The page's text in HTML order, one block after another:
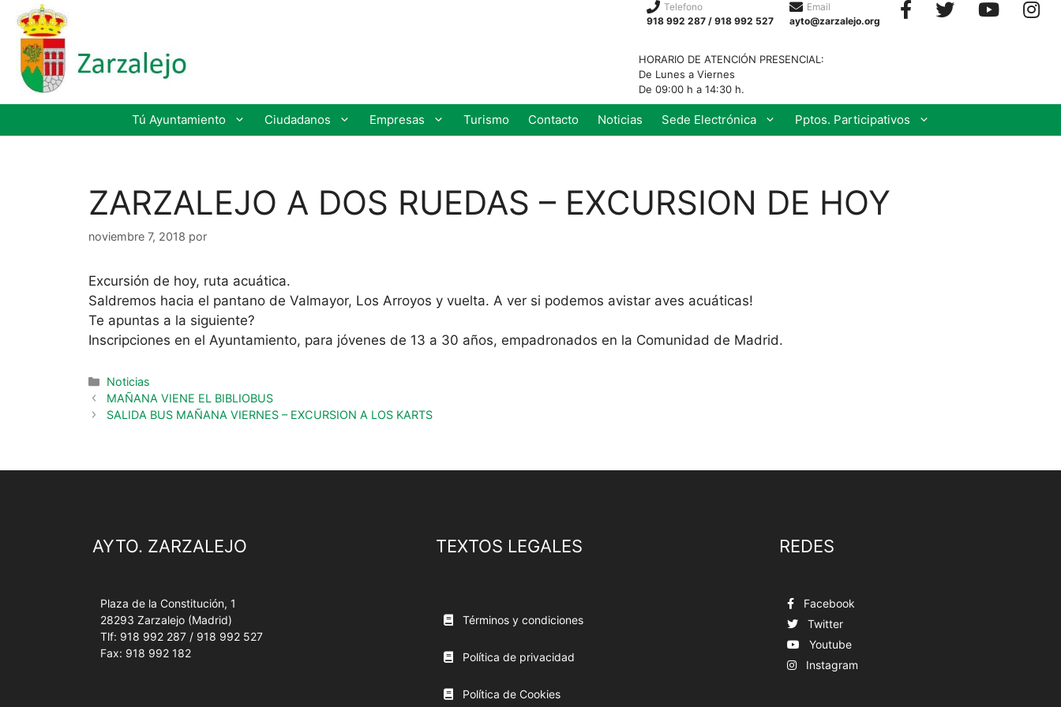
Telefono
918 992 287 / 918 992 527
Email
ayto@zarzalejo.org
HORARIO DE ATENCIÓN PRESENCIAL:
De Lunes a Viernes
De 09:00 h a 14:30 h.
Tú Ayuntamiento Ciudadanos Empresas Turismo Contacto Noticias Sede Electrónica Pptos. Participativos
ZARZALEJO A DOS RUEDAS – EXCURSION DE HOY
noviembre 7, 2018 por
Excursión de hoy, ruta acuática.
Saldremos hacia el pantano de Valmayor, Los Arroyos y vuelta. A ver si podemos avistar aves acuáticas!
Te apuntas a la siguiente?
Inscripciones en el Ayuntamiento, para jóvenes de 13 a 30 años, empadronados en la Comunidad de Madrid.
Noticias
MAÑANA VIENE EL BIBLIOBUS
SALIDA BUS MAÑANA VIERNES – EXCURSION A LOS KARTS
AYTO. ZARZALEJO
Plaza de la Constitución, 1
28293 Zarzalejo (Madrid)
Tlf: 918 992 287 / 918 992 527
Fax: 918 992 182
TEXTOS LEGALES
Términos y condiciones
Política de privacidad
Política de Cookies
REDES
Facebook
Twitter
Youtube
Instagram